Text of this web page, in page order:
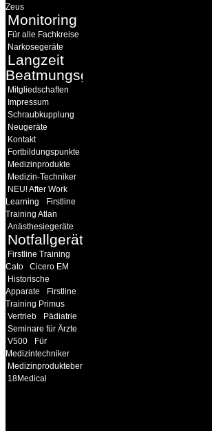
Zeus
Monitoring
Für alle Fachkreise
Narkosegeräte
Langzeit
Beatmungsgeräte
Mitgliedschaften
Impressum
Schraubkupplung
Neugeräte
Kontakt
Fortbildungspunkte
Medizinprodukte
Medizin-Techniker
NEU! After Work
Learning
Firstline
Training Atlan
Anästhesiegeräte
Notfallgeräte
Firstline Training
Cato
Cicero EM
Historische
Apparate
Firstline
Training Primus
Vertrieb
Pädiatrie
Seminare für Ärzte
V500
Für
Medizintechniker
Medizinprodukteberater
18Medical